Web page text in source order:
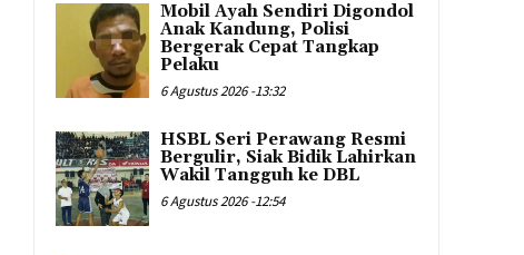
Mobil Ayah Sendiri Digondol
Anak Kandung, Polisi
Bergerak Cepat Tangkap
Pelaku
6 Agustus 2026 -13:32
HSBL Seri Perawang Resmi
Bergulir, Siak Bidik Lahirkan
Wakil Tangguh ke DBL
6 Agustus 2026 -12:54